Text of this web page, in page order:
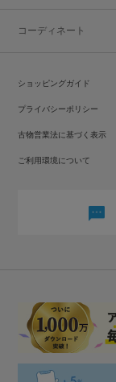
コーディネート
ショッピングガイド
プライバシーポリシー
古物営業法に基づく表示
ご利用環境について